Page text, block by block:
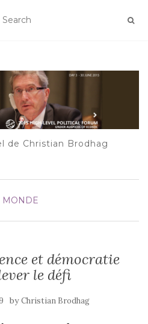
NAVIGATION
de Christian Brodhag
MONDE
et démocratie
le défi
byChristian Brodhag